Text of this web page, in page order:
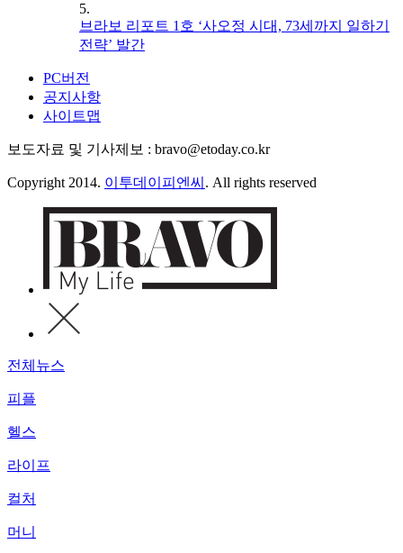
5.
브라보 리포트 1호 ‘사오정 시대, 73세까지 일하기
전략’ 발간
PC버전
공지사항
사이트맵
보도자료 및 기사제보 : bravo@etoday.co.kr
Copyright 2014. 이투데이피엔씨 . All rights reserved
전체뉴스
피플
헬스
라이프
컬처
머니